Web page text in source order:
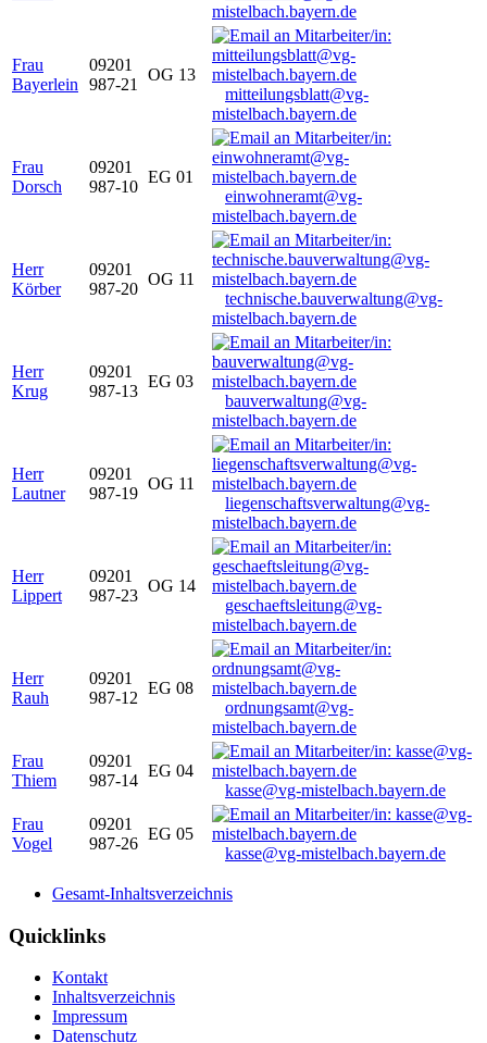
mistelbach.bayern.de
Frau
Bayerlein
09201
987-21
OG 13
mitteilungsblatt@vg-
mistelbach.bayern.de
Frau
Dorsch
09201
987-10
EG 01
einwohneramt@vg-
mistelbach.bayern.de
Herr
Körber
09201
987-20
OG 11
technische.bauverwaltung@vg-
mistelbach.bayern.de
Herr
Krug
09201
987-13
EG 03
bauverwaltung@vg-
mistelbach.bayern.de
Herr
Lautner
09201
987-19
OG 11
liegenschaftsverwaltung@vg-
mistelbach.bayern.de
Herr
Lippert
09201
987-23
OG 14
geschaeftsleitung@vg-
mistelbach.bayern.de
Herr
Rauh
09201
987-12
EG 08
ordnungsamt@vg-
mistelbach.bayern.de
Frau
Thiem
09201
987-14
EG 04
kasse@vg-mistelbach.bayern.de
Frau
Vogel
09201
987-26
EG 05
kasse@vg-mistelbach.bayern.de
Gesamt-Inhaltsverzeichnis
Quicklinks
Kontakt
Inhaltsverzeichnis
Impressum
Datenschutz